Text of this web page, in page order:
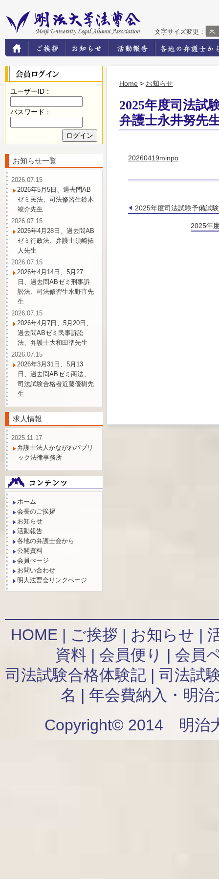
文字サイズ変更：
Home > お知らせ
2025年度司法試
弁護士永井努先
20260419minpo
2025年度司法試験予備試
2025年
ユーザーID：
パスワード：
お知らせ一覧
2026.07.15
2026年5月5日、過去問AB
ゼミ民法、司法修習生鈴木
竣介先生
2026.07.15
2026年4月28日、過去問AB
ゼミ行政法、弁護士須崎拓
人先生
2026.07.15
2026年4月14日、5月27
日、過去問ABゼミ刑事訴
訟法、司法修習生水野直先
生
2026.07.15
2026年4月7日、5月20日、
過去問ABゼミ民事訴訟
法、弁護士大和田準先生
2026.07.15
2026年3月31日、5月13
日、過去問ABゼミ商法、
司法試験合格者近藤優樹先
生
求人情報
2025.11.17
弁護士法人かながわパブリ
ック法律事務所
ホーム
会長のご挨拶
お知らせ
活動報告
各地の弁護士会から
公開資料
会員ぺージ
お問い合わせ
明大法曹会リンクページ
HOME | ご挨拶 | お知らせ |
資料 | 会員便り | 会員
司法試験合格体験記| 司法試
名 | 年会費納入・明
Copyright© 2014 明治